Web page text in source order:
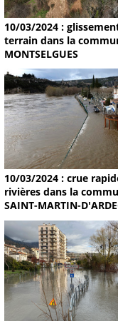
10/03/2024 :
terrain dans la
MONTSELGUES
10/03/2024 : crue
rivières dans la
SAINT-MARTIN-